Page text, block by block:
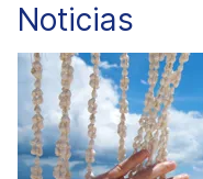
Noticias